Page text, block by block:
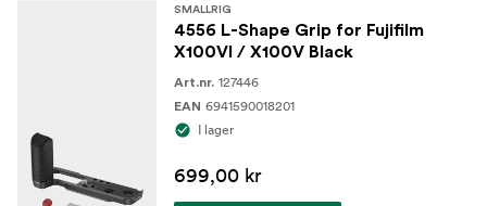
SMALLRIG
4556 L-Shape Grip for Fujifilm
X100VI / X100V Black
Art.nr. 127446
EAN 6941590018201
I lager
699,00 kr